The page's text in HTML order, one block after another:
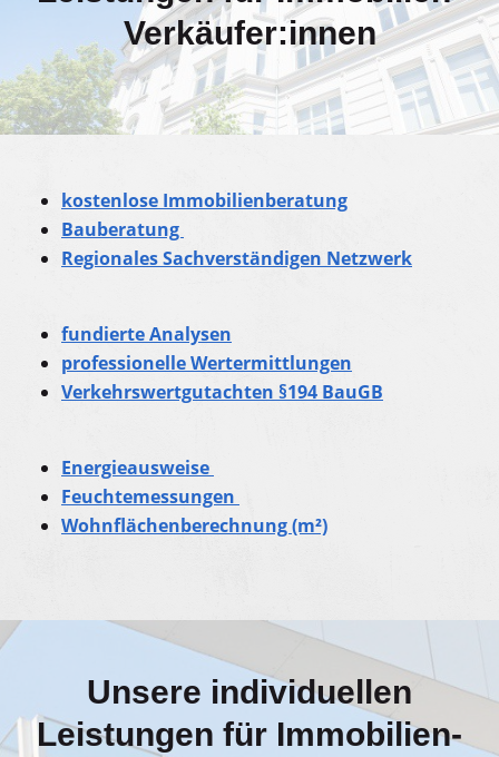
Verkäufer:innen
kostenlose Immobilienberatung
Bauberatung
Regionales Sachverständigen Netzwerk
fundierte Analysen
professionelle Wertermittlungen
Verkehrswertgutachten §194 BauGB
Energieausweise
Feuchtemessungen
Wohnflächenberechnung (m²)
Unsere individuellen
Leistungen für Immobilien-